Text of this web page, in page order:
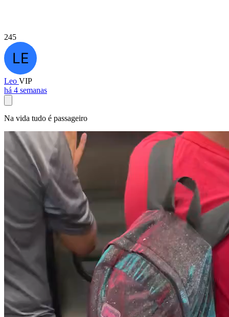
245
Leo VIP
há 4 semanas
Na vida tudo é passageiro